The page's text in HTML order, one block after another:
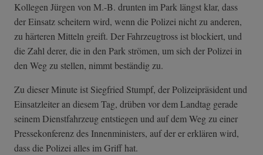
Kollegen Jürgen von M.-B. drunten im Park längst klar, dass
der Einsatz scheitern wird, wenn die Polizei nicht zu anderen,
zu härteren Mitteln greift. Der Fahrzeugtross ist blockiert, und
die Zahl derer, die in den Park strömen, um sich der Polizei in
den Weg zu stellen, nimmt beständig zu.
Zu dieser Minute ist Siegfried Stumpf, der Polizeipräsident und
Einsatzleiter an diesem Tag, drüben vor dem Landtag gerade
seinem Dienstfahrzeug entstiegen und auf dem Weg zu einer
Pressekonferenz des Innenministers, auf der er erklären wird,
dass die Polizei alles im Griff hat.